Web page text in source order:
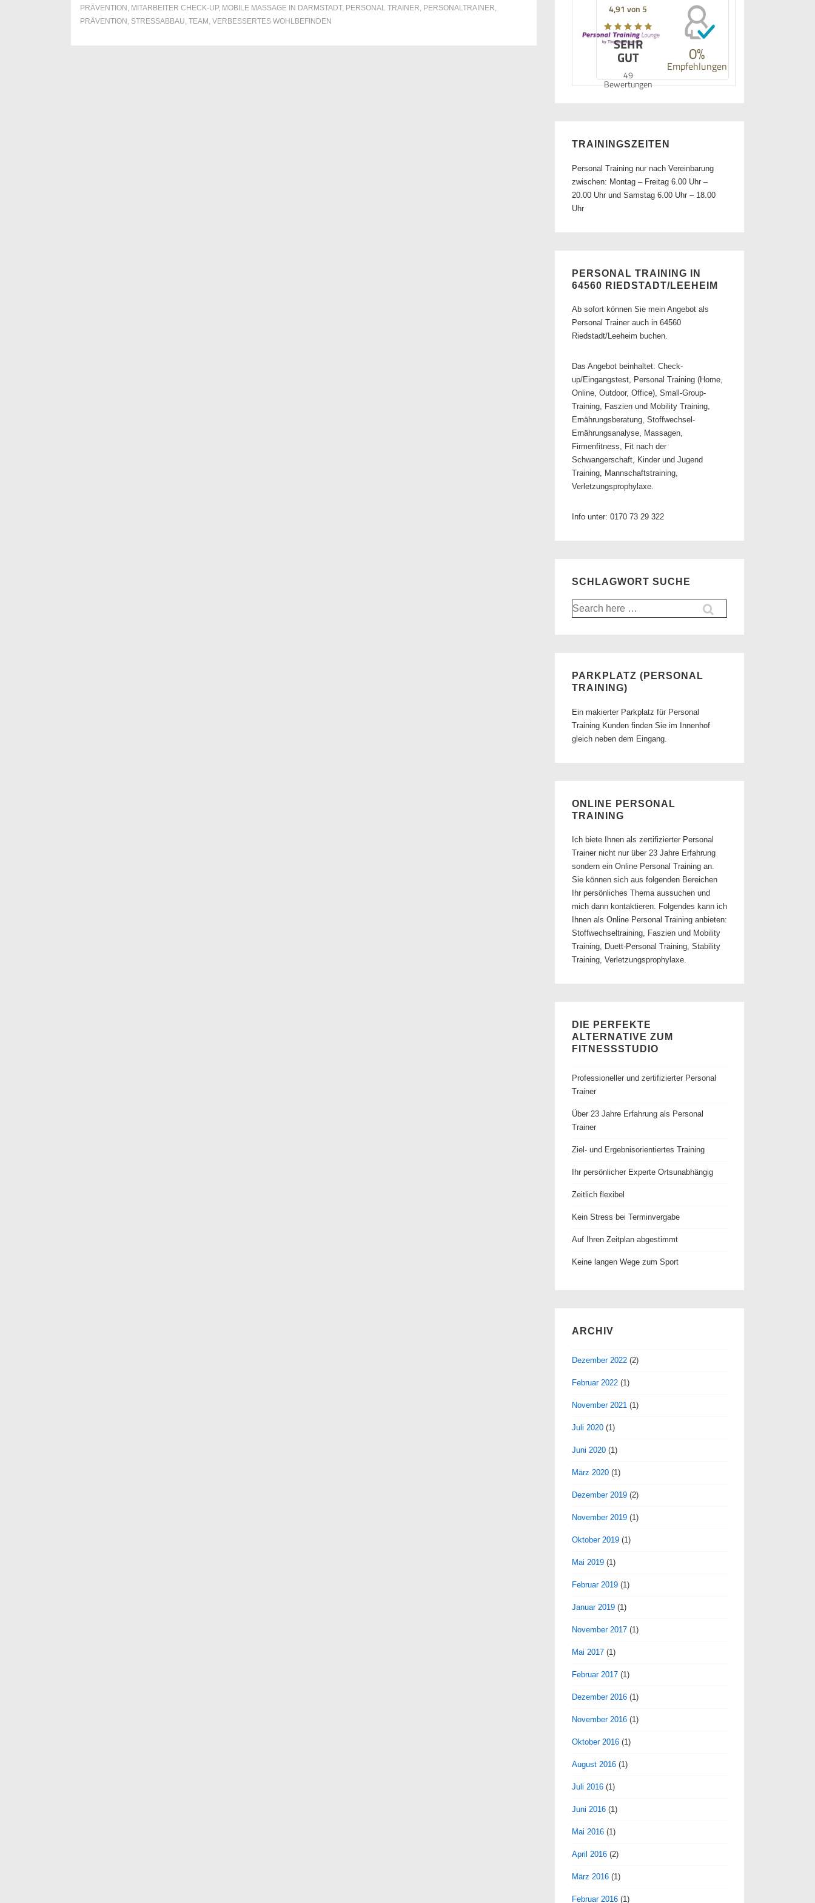
PRÄVENTION MITARBEITER CHECK-UP, MOBILE MASSAGE IN DARMSTADT, PERSONAL TRAINER PERSONALTRAINER
PRÄVENTION STRESSABBAU TEAM VERBESSERTES WOHLBEFINDEN
4,91 von 5
SEHR
GUT
49
Bewertungen
0%
Empfehlungen
TRAININGSZEITEN
Personal Training nur nach Vereinbarung
zwischen: Montag – Freitag 6.00 Uhr –
20.00 Uhr und Samstag 6.00 Uhr – 18.00
Uhr
PERSONAL TRAINING IN
64560 RIEDSTADT/LEEHEIM
Ab sofort können Sie mein Angebot als
Personal Trainer auch in 64560
Riedstadt/Leeheim buchen.
Das Angebot beinhaltet: Check-
up/Eingangstest, Personal Training (Home,
Online, Outdoor, Office), Small-Group-
Training, Faszien und Mobility Training,
Ernährungsberatung, Stoffwechsel-
Ernährungsanalyse, Massagen,
Firmenfitness, Fit nach der
Schwangerschaft, Kinder und Jugend
Training, Mannschaftstraining,
Verletzungsprophylaxe.
Info unter: 0170 73 29 322
SCHLAGWORT SUCHE
Suche
nach:
PARKPLATZ (PERSONAL
TRAINING)
Ein makierter Parkplatz für Personal
Training Kunden finden Sie im Innenhof
gleich neben dem Eingang.
ONLINE PERSONAL
TRAINING
Ich biete Ihnen als zertifizierter Personal
Trainer nicht nur über 23 Jahre Erfahrung
sondern ein Online Personal Training an.
Sie können sich aus folgenden Bereichen
Ihr persönliches Thema aussuchen und
mich dann kontaktieren. Folgendes kann ich
Ihnen als Online Personal Training anbieten:
Stoffwechseltraining, Faszien und Mobility
Training, Duett-Personal Training, Stability
Training, Verletzungsprophylaxe.
DIE PERFEKTE
ALTERNATIVE ZUM
FITNESSSTUDIO
Professioneller und zertifizierter Personal
Trainer
Über 23 Jahre Erfahrung als Personal
Trainer
Ziel- und Ergebnisorientiertes Training
Ihr persönlicher Experte Ortsunabhängig
Zeitlich flexibel
Kein Stress bei Terminvergabe
Auf Ihren Zeitplan abgestimmt
Keine langen Wege zum Sport
ARCHIV
Dezember 2022 (2)
Februar 2022 (1)
November 2021 (1)
Juli 2020 (1)
Juni 2020 (1)
März 2020 (1)
Dezember 2019 (2)
November 2019 (1)
Oktober 2019 (1)
Mai 2019 (1)
Februar 2019 (1)
Januar 2019 (1)
November 2017 (1)
Mai 2017 (1)
Februar 2017 (1)
Dezember 2016 (1)
November 2016 (1)
Oktober 2016 (1)
August 2016 (1)
Juli 2016 (1)
Juni 2016 (1)
Mai 2016 (1)
April 2016 (2)
März 2016 (1)
Februar 2016 (1)